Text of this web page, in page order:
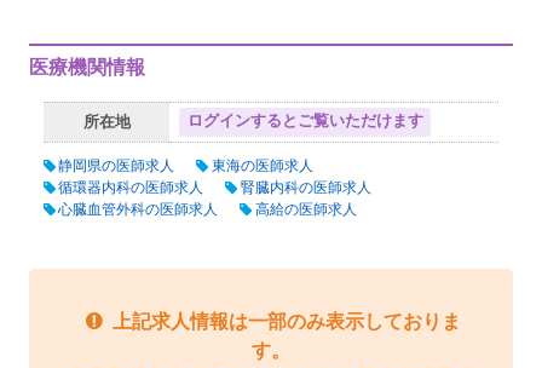
医療機関情報
所在地 ログインするとご覧いただけます
静岡県の医師求人
東海の医師求人
循環器内科の医師求人
腎臓内科の医師求人
心臓血管外科の医師求人
高給の医師求人
上記求人情報は一部のみ表示しておりま
す。